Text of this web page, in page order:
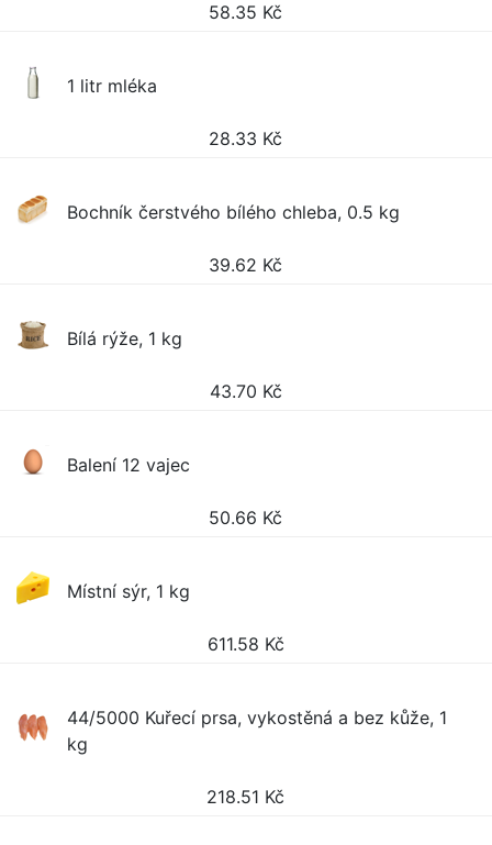
58.35 Kč
1 litr mléka
28.33 Kč
Bochník čerstvého bílého chleba, 0.5 kg
39.62 Kč
Bílá rýže, 1 kg
43.70 Kč
Balení 12 vajec
50.66 Kč
Místní sýr, 1 kg
611.58 Kč
44/5000 Kuřecí prsa, vykostěná a bez kůže, 1
kg
218.51 Kč